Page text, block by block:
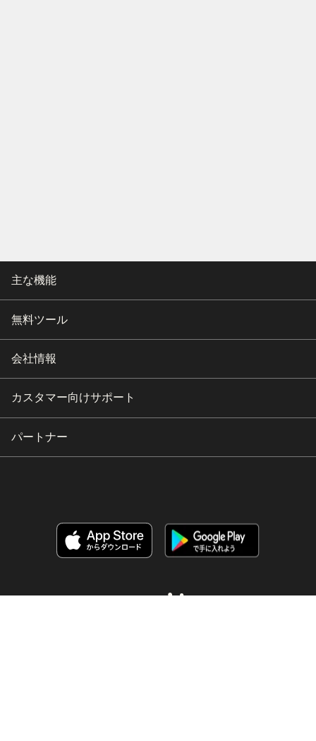
主な機能
無料ツール
会社情報
カスタマー向けサポート
パートナー